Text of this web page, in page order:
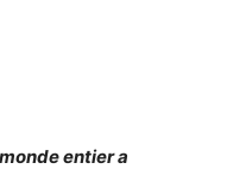
entier a